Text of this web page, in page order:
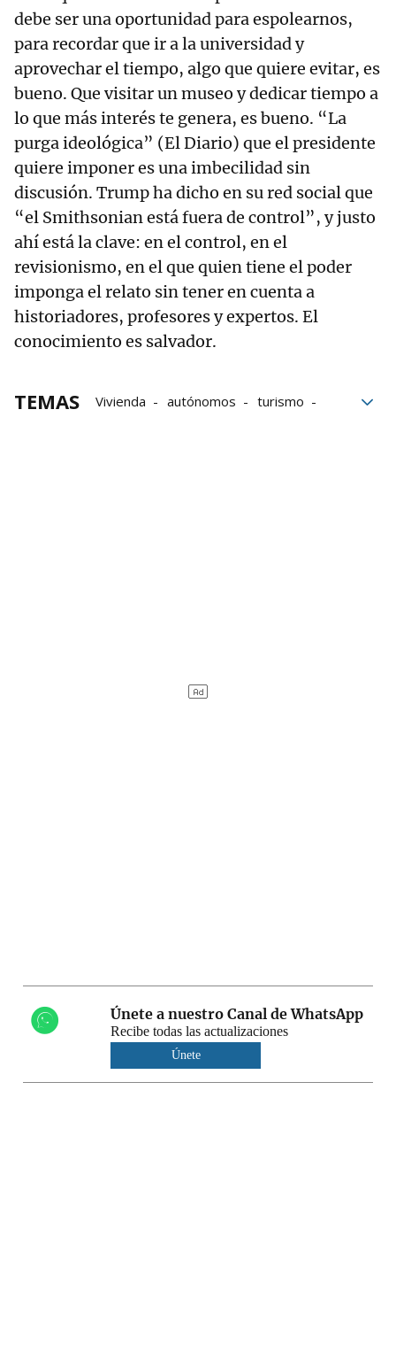
debe ser una oportunidad para espolearnos,
para recordar que ir a la universidad y
aprovechar el tiempo, algo que quiere evitar, es
bueno. Que visitar un museo y dedicar tiempo a
lo que más interés te genera, es bueno. “La
purga ideológica” (El Diario) que el presidente
quiere imponer es una imbecilidad sin
discusión. Trump ha dicho en su red social que
“el Smithsonian está fuera de control”, y justo
ahí está la clave: en el control, en el
revisionismo, en el que quien tiene el poder
imponga el relato sin tener en cuenta a
historiadores, profesores y expertos. El
conocimiento es salvador.
TEMAS Vivienda autónomos
turismo
Únete a nuestro Canal de WhatsApp
Recibe todas las actualizaciones
Únete